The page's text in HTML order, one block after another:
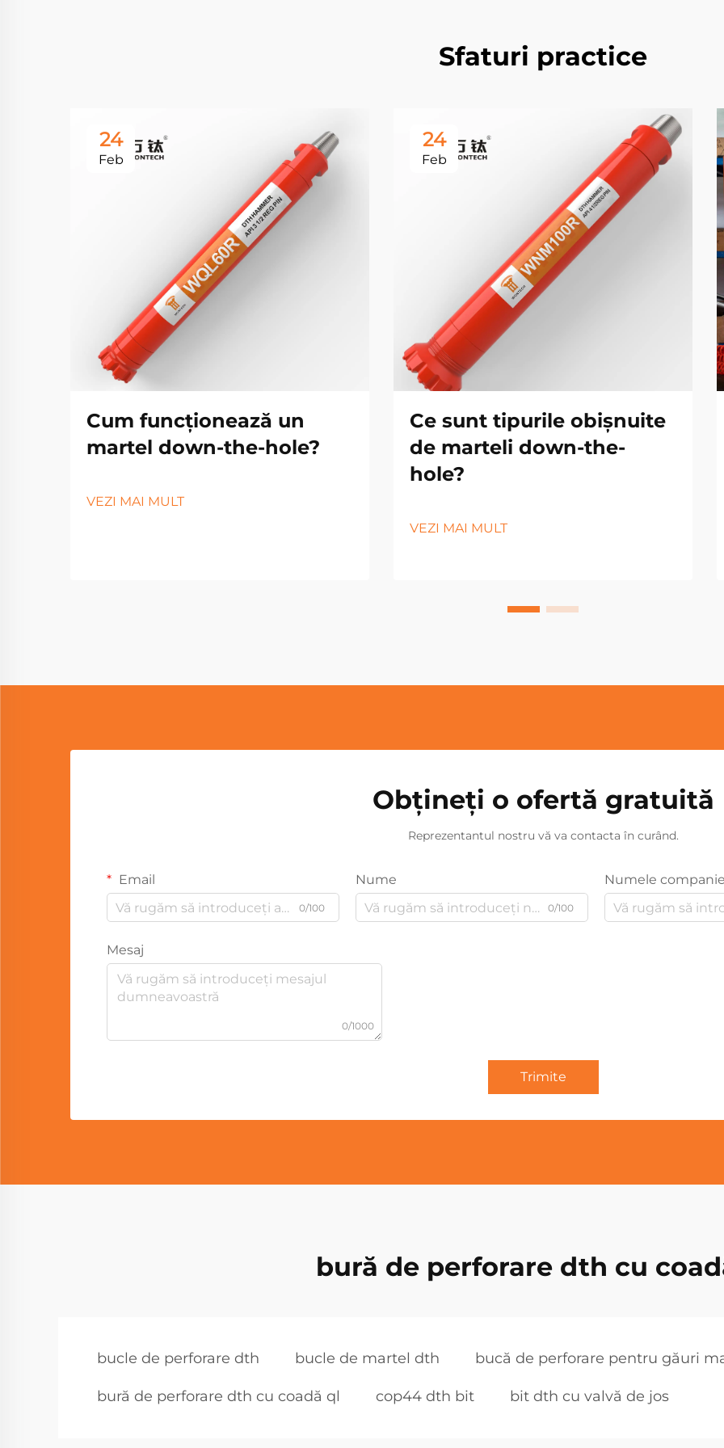
Sfaturi practice
24
Feb
Cum funcționează un
martel down-the-hole?
VEZI MAI MULT
24
Feb
Ce sunt tipurile obișnuite
de marteli down-the-
hole?
VEZI MAI MULT
Obțineți o ofertă gratuită
Reprezentantul nostru vă va contacta în curând.
Email
0/100
Nume
0/100
Numele
Mesaj
0/1000
Trimite
bură de perforare dth cu
bucle de perforare dth bucle de martel dth bucă de perforare pentru găuri
bură de perforare dth cu coadă ql cop44 dth bit bit dth cu valvă de jos